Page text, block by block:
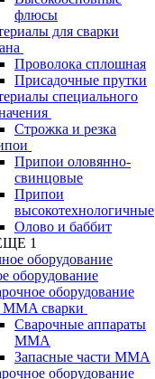
флюсы
для сварки
Проволока сплошная
Присадочные прутки
специального
Строжка и резка
Припои оловянно-
свинцовые
Припои
высокотехнологичные
Олово и баббит
1
оборудование
оборудование
MMA сварки
Сварочные аппараты
MMA
Запасные части MMA
оборудование